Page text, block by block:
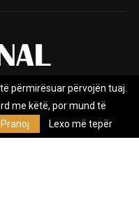
Marketing
e themeluar në vitin
përmirësuar përvojën tuaj.
me këtë, por mund të
Pranoj Lexo më tepër